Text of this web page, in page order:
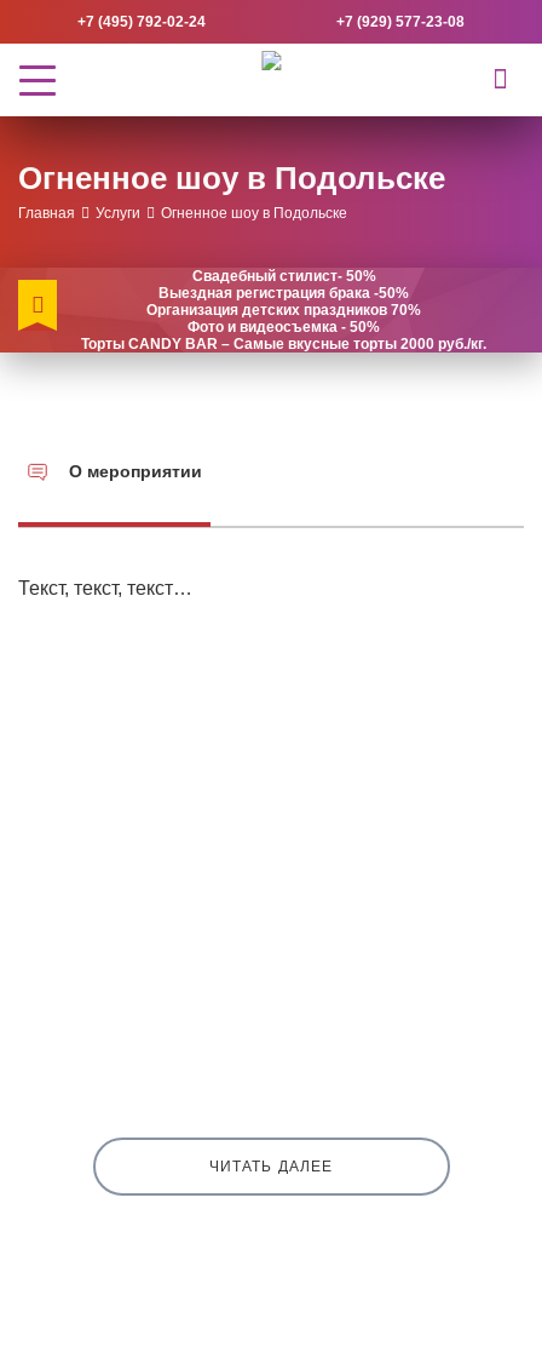
+7 (495) 792-02-24 +7 (929) 577-23-08
Огненное шоу в Подольске
Главная Услуги Огненное шоу в Подольске
Свадебный стилист- 50%
Выездная регистрация брака -50%
Организация детских праздников 70%
Фото и видеосъемка - 50%
Торты CANDY BAR – Самые вкусные торты 2000 руб./кг.
О мероприятии
Текст, текст, текст…
ЧИТАТЬ ДАЛЕЕ